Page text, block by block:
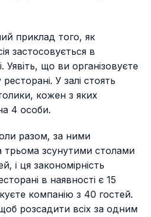
приклад того, як
застосовується в
що ви організовуєте
У залі стоять
кожен з яких
4 особи.
разом, за ними
трьома зсунутими столами
і ця закономірність
в наявності є 15
компанію з 40 гостей.
розсадити всіх за одним